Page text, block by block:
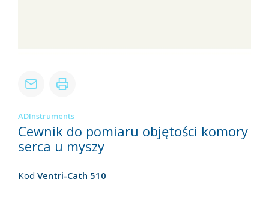
ADInstruments
Cewnik do pomiaru objętości komory
serca u myszy
Kod Ventri-Cath 510